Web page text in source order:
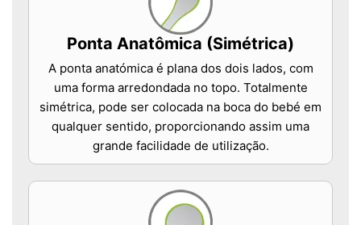
Ponta Anatômica (Simétrica)
A ponta anatómica é plana dos dois lados, com
uma forma arredondada no topo. Totalmente
simétrica, pode ser colocada na boca do bebé em
qualquer sentido, proporcionando assim uma
grande facilidade de utilização.